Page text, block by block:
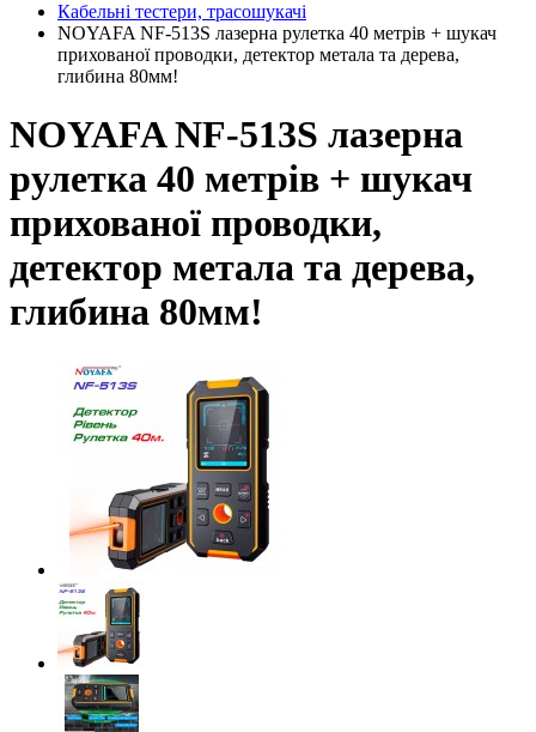
Кабельні тестери, трасошукачі
NOYAFA NF-513S лазерна рулетка 40 метрів + шукач
прихованої проводки, детектор метала та дерева,
глибина 80мм!
NOYAFA NF-513S лазерна
рулетка 40 метрів + шукач
прихованої проводки,
детектор метала та дерева,
глибина 80мм!